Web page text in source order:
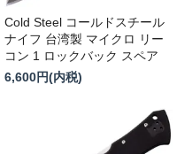
Cold Steel コールドスチール
ナイフ 台湾製 マイクロ リー
コン 1 ロックバック スペア
6,600円(内税)